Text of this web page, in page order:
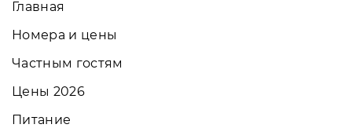
Главная
Номера и цены
Частным гостям
Цены 2026
Питание